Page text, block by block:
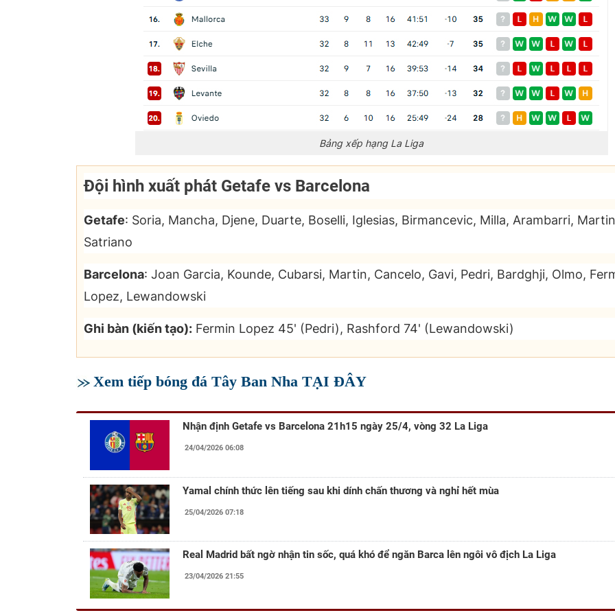
Bảng xếp hạng La Liga
Đội hình xuất phát Getafe vs Barcelona
Getafe: Soria, Mancha, Djene, Duarte, Boselli, Iglesias, Birmancevic, Milla, Arambarri,
Satriano
Barcelona: Joan Garcia, Kounde, Cubarsi, Martin, Cancelo, Gavi, Pedri, Bardghji, Olmo,
Lopez, Lewandowski
Ghi bàn (kiến tạo): Fermin Lopez 45' (Pedri), Rashford 74' (Lewandowski)
Xem tiếp bóng đá Tây Ban Nha TẠI ĐÂY
Nhận định Getafe vs Barcelona 21h15 ngày 25/4, vòng 32 La Liga
24/04/2026 06:08
Yamal chính thức lên tiếng sau khi dính chấn thương và nghỉ hết mùa
25/04/2026 07:18
Real Madrid bất ngờ nhận tin sốc, quá khó để ngăn Barca lên ngôi vô địch La Liga
23/04/2026 21:55